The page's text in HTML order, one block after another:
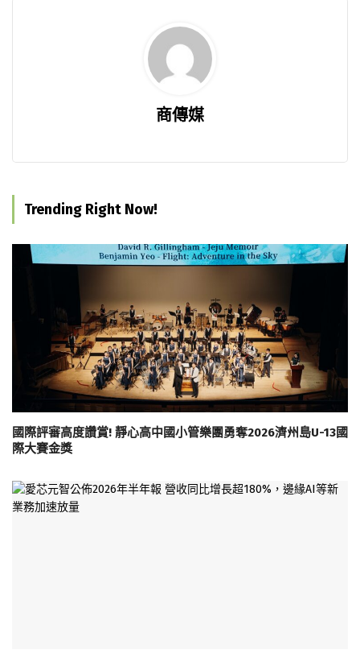
商傳媒
Trending Right Now!
國際評審高度讚賞! 靜心高中國小管樂團勇奪2026濟州島U-13國
際大賽金獎